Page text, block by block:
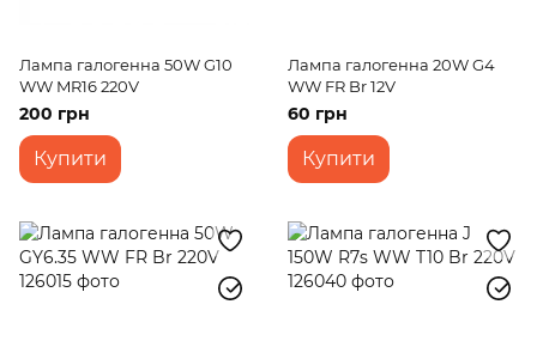
Лампа галогенна 50W G10
WW MR16 220V
200 грн
Купити
Лампа галогенна 20W G4
WW FR Br 12V
60 грн
Купити